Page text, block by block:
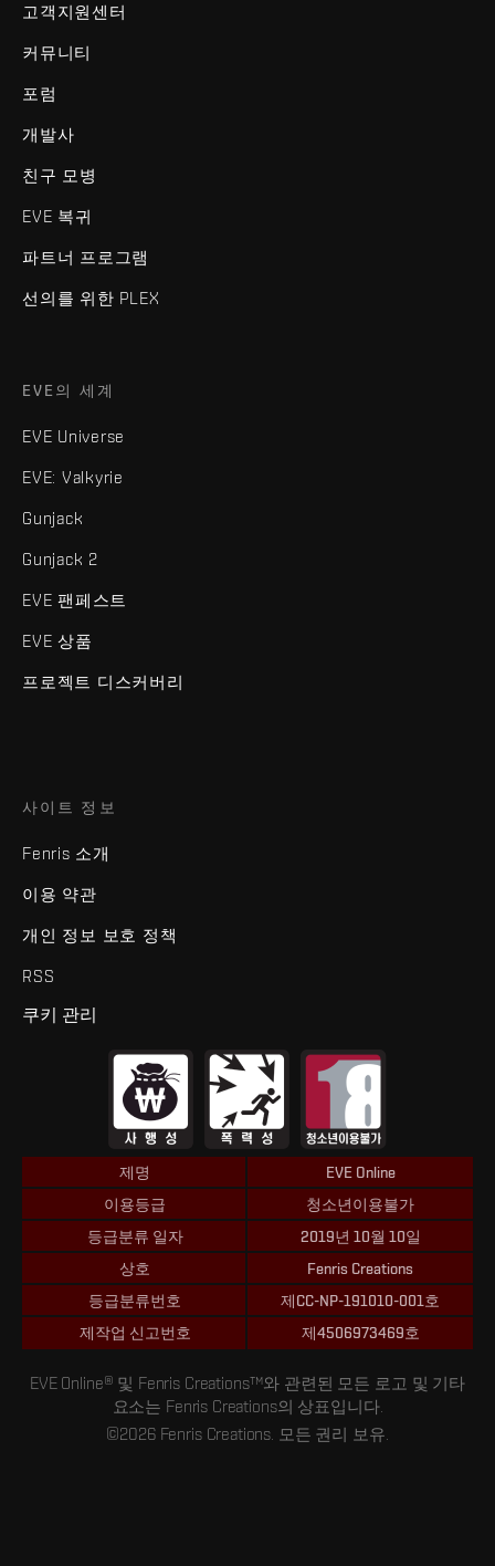
고객지원센터
커뮤니티
포럼
개발사
친구 모병
EVE 복귀
파트너 프로그램
선의를 위한 PLEX
EVE의 세계
EVE Universe
EVE: Valkyrie
Gunjack
Gunjack 2
EVE 팬페스트
EVE 상품
프로젝트 디스커버리
사이트 정보
Fenris 소개
이용 약관
개인 정보 보호 정책
RSS
쿠키 관리
제명
EVE Online
이용등급
청소년이용불가
등급분류 일자
2019년 10월 10일
상호
Fenris Creations
등급분류번호
제CC-NP-191010-001호
제작업 신고번호
제4506973469호
EVE Online® 및 Fenris Creations™와 관련된 모든 로고 및 기타
요소는 Fenris Creations의 상표입니다.
©2026 Fenris Creations. 모든 권리 보유.